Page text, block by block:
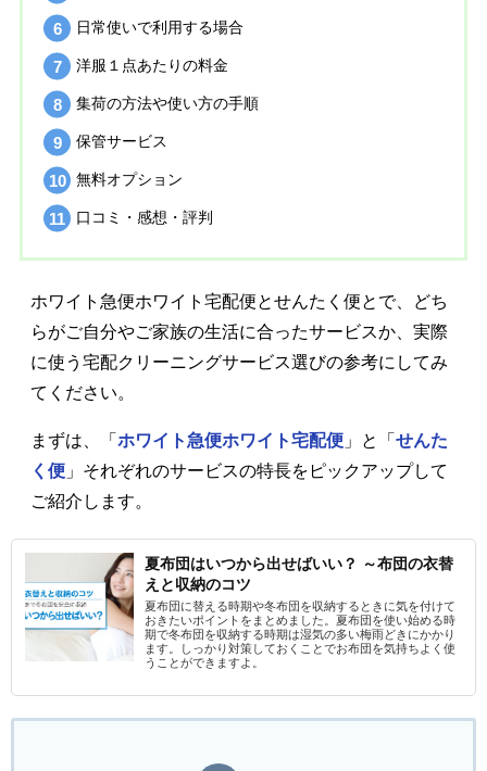
日常使いで利用する場合
洋服１点あたりの料金
集荷の方法や使い方の手順
保管サービス
無料オプション
口コミ・感想・評判
ホワイト急便ホワイト宅配便とせんたく便とで、どち
らがご自分やご家族の生活に合ったサービスか、実際
に使う宅配クリーニングサービス選びの参考にしてみ
てください。
まずは、「 ホワイト急便ホワイト宅配便 」と「 せんた
く便 」それぞれのサービスの特長をピックアップして
ご紹介します。
夏布団はいつから出せばいい？ ～布団の衣替
えと収納のコツ
夏布団に替える時期や冬布団を収納するときに気を付けて
おきたいポイントをまとめました。夏布団を使い始める時
期で冬布団を収納する時期は湿気の多い梅雨どきにかかり
ます。しっかり対策しておくことでお布団を気持ちよく使
うことができますよ。